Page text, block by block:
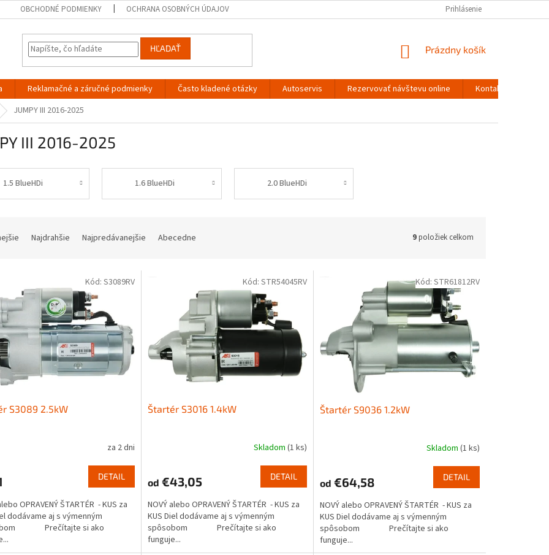
OBCHODNÉ PODMIENKY OCHRANA OSOBNÝCH ÚDAJOV Prihlásenie
HĽADAŤ
NÁKUPNÝ
Prázdny košík
Reklamačné a záručné podmienky Často kladené otázky Autoservis Rezervovať návštevu online
Kontakty
JUMPY III 2016-2025
III 2016-2025
1.5 BlueHDi 1.6 BlueHDi 2.0 BlueHDi
Najdrahšie Najpredávanejšie Abecedne 9položiek celkom
S3089 2.5kW
za 2 dni
DETAIL
OPRAVENÝ ŠTARTÉR - KUS za
dodávame aj s výmenným
Prečítajte si ako
Kód: S3089RV
Štartér S3016 1.4kW
Skladom (1 ks)
od €43,05 DETAIL
NOVÝ alebo OPRAVENÝ ŠTARTÉR - KUS za
KUS Diel dodávame aj s výmenným
spôsobom Prečítajte si ako
funguje...
Kód: STR54045RV
Štartér S9036 1.2kW
Skladom (1 ks)
od €64,58 DETAIL
NOVÝ alebo OPRAVENÝ ŠTARTÉR - KUS za
KUS Diel dodávame aj s výmenným
spôsobom Prečítajte si ako
funguje...
Kód: STR61812RV